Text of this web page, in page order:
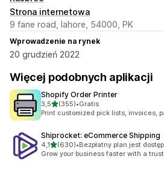
Strona internetowa
9 fane road, lahore, 54000, PK
Wprowadzenie na rynek
20 grudzień 2022
Więcej podobnych aplikacji
Shopify Order Printer
3,5na 5 gwiazdek
(355)
Łączna liczba recenzji: 355
•Gratis
Print customized pick lists, invoices,
Shiprocket: eCommerce Shipping
4,1na 5 gwiazdek
(630)
Łączna liczba recenzji: 630
•Bezpłatny plan jest
Grow your business faster with a